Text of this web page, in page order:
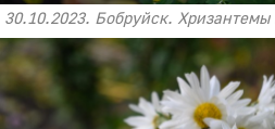
30.10.2023. Бобруйск.